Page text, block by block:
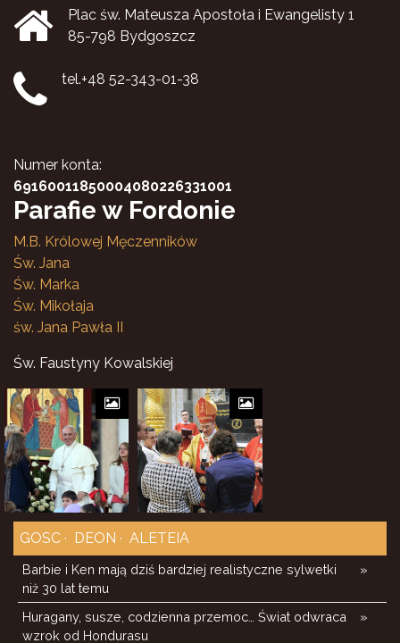
Plac św. Mateusza Apostoła i Ewangelisty 1
85-798 Bydgoszcz
tel.+48 52-343-01-38
Numer konta:
69160011850004080226331001
Parafie w Fordonie
M.B. Królowej Męczenników
Św. Jana
Św. Marka
Św. Mikołaja
św. Jana Pawła II
Św. Faustyny Kowalskiej
GOSC DEON ALETEIA
»
Barbie i Ken mają dziś bardziej realistyczne sylwetki
niż 30 lat temu
»
Huragany, susze, codzienna przemoc… Świat odwraca
wzrok od Hondurasu